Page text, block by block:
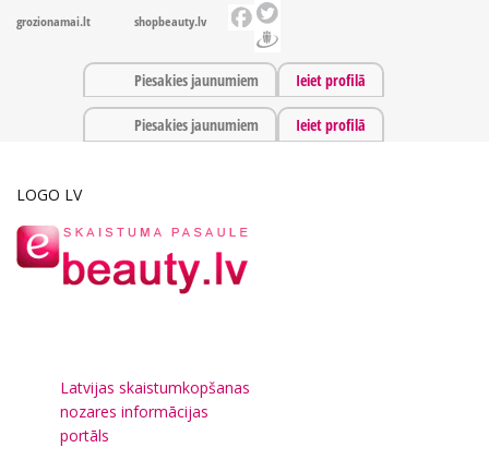
grozionamai.lt shopbeauty.lv
Piesakies jaunumiem Ieiet profilā
Piesakies jaunumiem Ieiet profilā
LOGO LV
Latvijas skaistumkopšanas
nozares informācijas
portāls